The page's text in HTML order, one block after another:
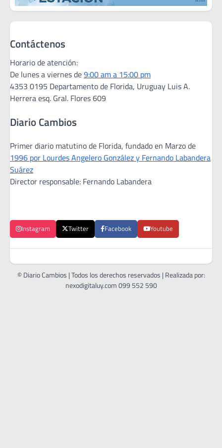
Contáctenos
Horario de atención:
De lunes a viernes de9:00 am a 15:00 pm
4353 0195 Departamento de Florida, Uruguay Luis A.
Herrera esq. Gral. Flores 609
Diario Cambios
Primer diario matutino de Florida, fundado en Marzo de
1996 por Lourdes Angelero González y Fernando Labandera
Suárez
Director responsable: Fernando Labandera
Instagram Twitter Facebook Youtube